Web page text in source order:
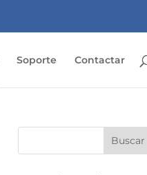
Soporte Contactar